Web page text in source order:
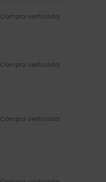
Compra verificada
Compra verificada
Compra verificada